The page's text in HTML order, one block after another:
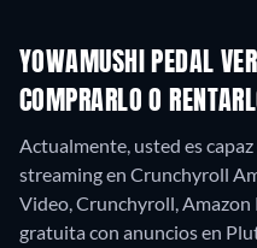
YOWAMUSHI PEDAL
COMPRARLO O
Actualmente, usted es
streaming en Crunchyroll
Video, Crunchyroll,
gratuita con anuncios en